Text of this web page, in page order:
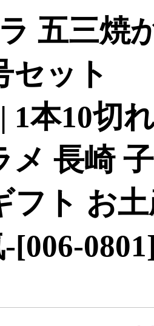
五三焼
セット
1本10切
メ 長崎
フト お
[006-